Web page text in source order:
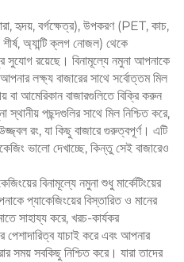
হৃদয়, বর্গক্ষেত্র), উপকরণ (PET, কাচ,
অ্যান্টি ক্লগ নোজল) থেকে
সুযোগ রয়েছে। বিনামূল্যে নমুনা আপনাকে
লক্ষ্য বাজারের সাথে সর্বোত্তম মিল
আমেরিকান বাজারগুলিতে বিক্রি করুন
পছন্দগুলির সাথে মিল নিশ্চিত করে,
রং, যা কিছু বাজারে গুরুত্বপূর্ণ। এটি
ভালো দেখাচ্ছে, কিন্তু সেই বাজারেও
বিনামূল্যে নমুনা শুধু মার্কেটিংয়ের
প্যাকেজিংয়ের বিস্তারিত ও মানের
সাহায্য করে, খরচ-কার্যকর
পেশাদারিত্ব যাচাই করে এবং আপনার
সময় সবকিছু নিশ্চিত করে। যারা তাদের